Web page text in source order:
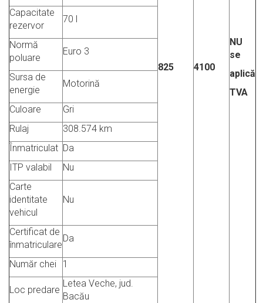
825 4100
NU
se
aplică
TVA
Capacitate
rezervor
70 l
Normă
poluare
Euro 3
Sursa de
energie
Motorină
Culoare
Gri
Rulaj
308.574 km
Înmatriculat Da
ITP valabil
Nu
Carte
identitate
vehicul
Nu
Certificat de
înmatriculare
Da
Număr chei 1
Loc predare
Letea Veche, jud.
Bacău